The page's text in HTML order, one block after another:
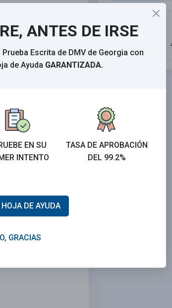
sobre las
de señales
ANTES DE IRSE
Escrita de DMV de Georgia con
de Ayuda GARANTIZADA.
EN SU
INTENTO
TASA DE APROBACIÓN
DEL 99.2%
DE AYUDA
GRACIAS